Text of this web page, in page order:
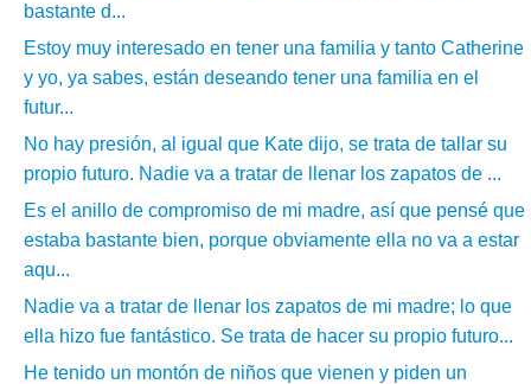
bastante d...
Estoy muy interesado en tener una familia y tanto Catherine
y yo, ya sabes, están deseando tener una familia en el
futur...
No hay presión, al igual que Kate dijo, se trata de tallar su
propio futuro. Nadie va a tratar de llenar los zapatos de ...
Es el anillo de compromiso de mi madre, así que pensé que
estaba bastante bien, porque obviamente ella no va a estar
aqu...
Nadie va a tratar de llenar los zapatos de mi madre; lo que
ella hizo fue fantástico. Se trata de hacer su propio futuro...
He tenido un montón de niños que vienen y piden un